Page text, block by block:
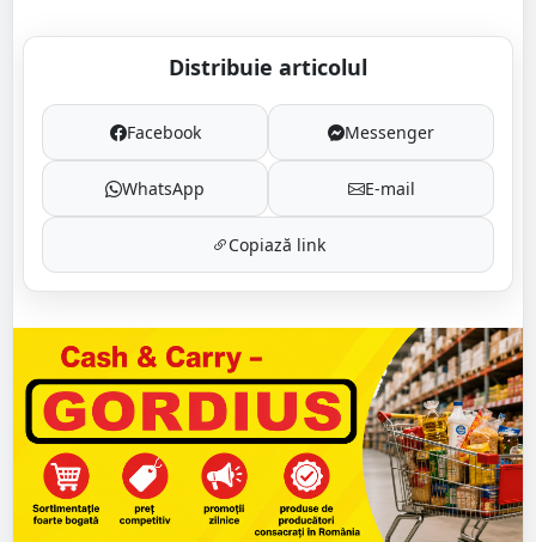
Distribuie articolul
Facebook Messenger
WhatsApp E-mail
Copiază link